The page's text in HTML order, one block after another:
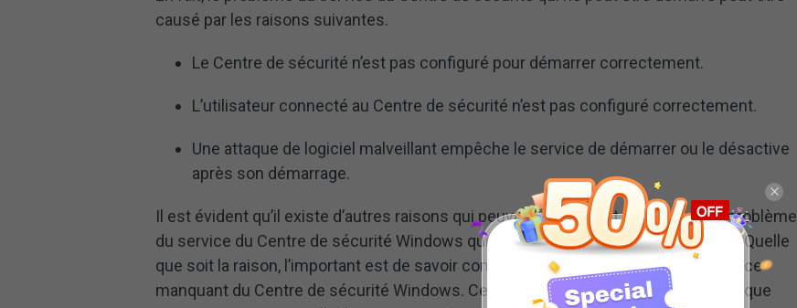
causé par les raisons suivantes.
Le Centre de sécurité n’est pas configuré pour démarrer correctement.
L’utilisateur connecté au Centre de sécurité n’est pas configuré correctement.
Une attaque de logiciel malveillant empêche le service de démarrer ou le désactive
après son démarrage.
Il est évident qu’il existe d’autres raisons qui peuvent également donner lieu au problème
du service du Centre de sécurité Windows qui a été désactivé automatiquement. Quelle
que soit la raison, l’important est de savoir comment corriger le problème du service
manquant du Centre de sécurité Windows. Cet article présente quatre méthodes que